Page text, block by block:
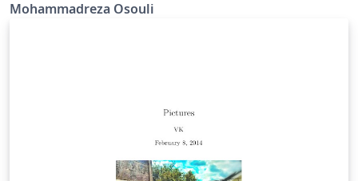
Mohammadreza Osouli